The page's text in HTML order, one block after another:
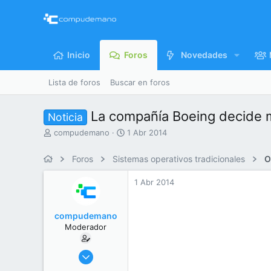
Inicio Foros Novedades
Lista de foros Buscar en foros
Noticia La compañía Boeing decide
I
r
compudemano
F
h
1 Abr 2014
Foros Sistemas operativos tradicionales
compudemano
Moderador
26 Jul 2013
1 Abr 2014